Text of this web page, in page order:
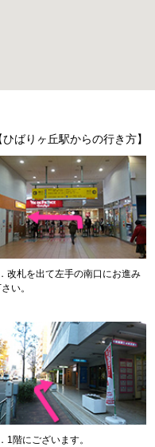
ひばりヶ丘駅からの行き方】
改札を出て左手の南口にお進み
い。
1階にございます。